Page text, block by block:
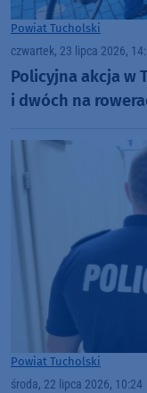
Powiat Tucholski
czwartek, 23 lipca 2026,
Policyjna akcja w
i dwóch na
Powiat Tucholski
środa, 22 lipca 2026, 10:24